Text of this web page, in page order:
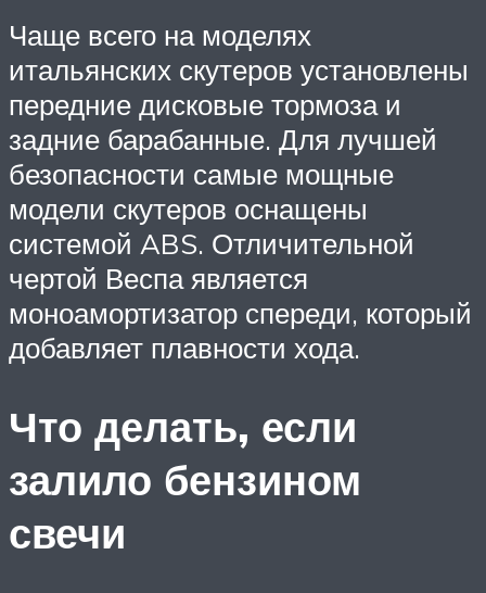
Чаще всего на моделях
итальянских скутеров установлены
передние дисковые тормоза и
задние барабанные. Для лучшей
безопасности самые мощные
модели скутеров оснащены
системой ABS. Отличительной
чертой Веспа является
моноамортизатор спереди, который
добавляет плавности хода.
Что делать, если
залило бензином
свечи